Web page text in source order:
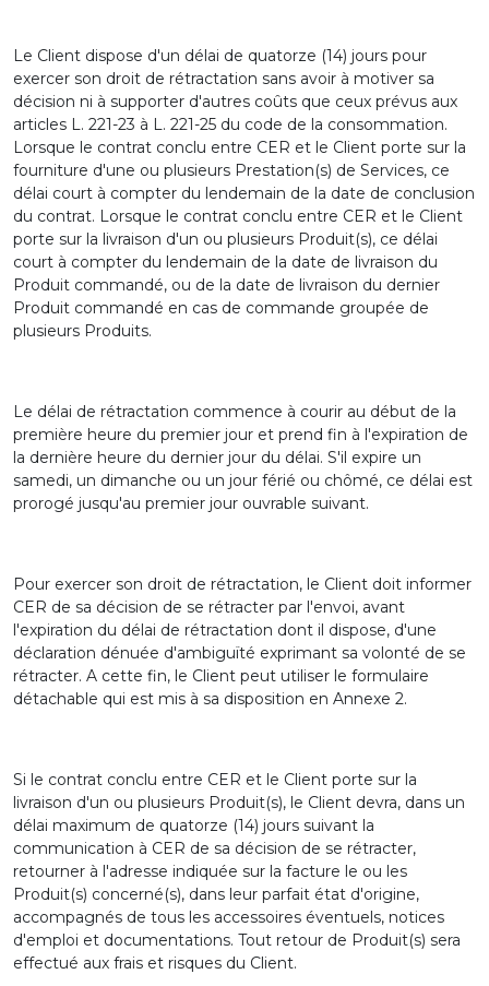
Le Client dispose d'un délai de quatorze (14) jours pour
exercer son droit de rétractation sans avoir à motiver sa
décision ni à supporter d'autres coûts que ceux prévus aux
articles L. 221-23 à L. 221-25 du code de la consommation.
Lorsque le contrat conclu entre CER et le Client porte sur la
fourniture d'une ou plusieurs Prestation(s) de Services, ce
délai court à compter du lendemain de la date de conclusion
du contrat. Lorsque le contrat conclu entre CER et le Client
porte sur la livraison d'un ou plusieurs Produit(s), ce délai
court à compter du lendemain de la date de livraison du
Produit commandé, ou de la date de livraison du dernier
Produit commandé en cas de commande groupée de
plusieurs Produits.
Le délai de rétractation commence à courir au début de la
première heure du premier jour et prend fin à l'expiration de
la dernière heure du dernier jour du délai. S'il expire un
samedi, un dimanche ou un jour férié ou chômé, ce délai est
prorogé jusqu'au premier jour ouvrable suivant.
Pour exercer son droit de rétractation, le Client doit informer
CER de sa décision de se rétracter par l'envoi, avant
l'expiration du délai de rétractation dont il dispose, d'une
déclaration dénuée d'ambiguïté exprimant sa volonté de se
rétracter. A cette fin, le Client peut utiliser le formulaire
détachable qui est mis à sa disposition en Annexe 2.
Si le contrat conclu entre CER et le Client porte sur la
livraison d'un ou plusieurs Produit(s), le Client devra, dans un
délai maximum de quatorze (14) jours suivant la
communication à CER de sa décision de se rétracter,
retourner à l'adresse indiquée sur la facture le ou les
Produit(s) concerné(s), dans leur parfait état d'origine,
accompagnés de tous les accessoires éventuels, notices
d'emploi et documentations. Tout retour de Produit(s) sera
effectué aux frais et risques du Client.